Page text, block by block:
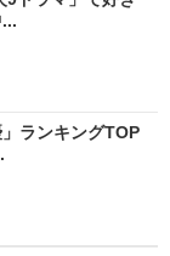
ランキングTOP